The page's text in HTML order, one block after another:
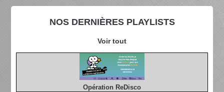
NOS DERNIÈRES PLAYLISTS
Voir tout
Opération ReDisco